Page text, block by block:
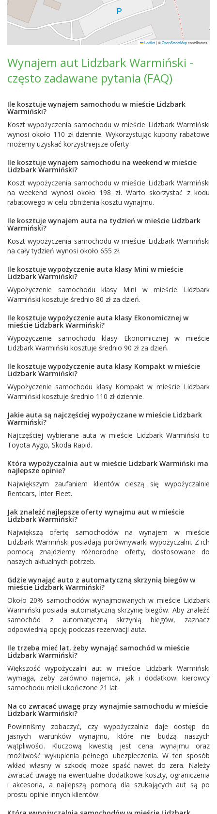
Leaflet|©OpenStreetMapcontributors
Wynajem aut Lidzbark Warmiński -
często zadawane pytania (FAQ)
Ile kosztuje wynajem samochodu w mieście Lidzbark
Warmiński?
Koszt wypożyczenia samochodu w mieście Lidzbark Warmiński
wynosi około 110 zł dziennie. Wykorzystując kupony rabatowe
możemy uzyskać korzystniejsze oferty
Ile kosztuje wynajem samochodu na weekend w mieście
Lidzbark Warmiński?
Koszt wypożyczenia samochodu w mieście Lidzbark Warmiński
na weekend wynosi około 198 zł. Warto skorzystać z kodu
rabatowego w celu obniżenia kosztu wynajmu.
Ile kosztuje wynajem auta na tydzień w mieście Lidzbark
Warmiński?
Koszt wypożyczenia samochodu w mieście Lidzbark Warmiński
na cały tydzień wynosi około 655 zł.
Ile kosztuje wypożyczenie auta klasy Mini w mieście
Lidzbark Warmiński?
Wypożyczenie samochodu klasy Mini w mieście Lidzbark
Warmiński kosztuje średnio 80 zł za dzień.
Ile kosztuje wypożyczenie auta klasy Ekonomicznej w
mieście Lidzbark Warmiński?
Wypożyczenie samochodu klasy Ekonomicznej w mieście
Lidzbark Warmiński kosztuje średnio 90 zł za dzień.
Ile kosztuje wypożyczenie auta klasy Kompakt w mieście
Lidzbark Warmiński?
Wypożyczenie samochodu klasy Kompakt w mieście Lidzbark
Warmiński kosztuje średnio 110 zł dziennie.
Jakie auta są najczęściej wypożyczane w mieście Lidzbark
Warmiński?
Najczęściej wybierane auta w mieście Lidzbark Warmiński to
Toyota Aygo, Skoda Rapid.
Która wypożyczalnia aut w mieście Lidzbark Warmiński ma
najlepsze opinie?
Największym zaufaniem klientów cieszą się wypożyczalnie
Rentcars, Inter Fleet.
Jak znaleźć najlepsze oferty wynajmu aut w mieście
Lidzbark Warmiński?
Największą ofertę samochodów na wynajem w mieście
Lidzbark Warmiński posiadają porównywarki wypożyczalni. Z ich
pomocą znajdziemy różnorodne oferty, dostosowane do
naszych aktualnych potrzeb.
Gdzie wynająć auto z automatyczną skrzynią biegów w
mieście Lidzbark Warmiński?
Około 20% samochodów wynajmowanych w mieście Lidzbark
Warmiński posiada automatyczną skrzynię biegów. Aby znaleźć
samochód z automatyczną skrzynią biegów, zaznacz
odpowiednią opcję podczas rezerwacji auta.
Ile trzeba mieć lat, żeby wynająć samochód w mieście
Lidzbark Warmiński?
Większość wypożyczalni aut w mieście Lidzbark Warmiński
wymaga, żeby zarówno najemca, jak i dodatkowi kierowcy
samochodu mieli ukończone 21 lat.
Na co zwracać uwagę przy wynajmie samochodu w mieście
Lidzbark Warmiński?
Powinniśmy zobaczyć, czy wypożyczalnia daje dostęp do
jasnych warunków wynajmu, które nie budzą naszych
wątpliwości. Kluczową kwestią jest cena wynajmu oraz
możliwość wykupienia pełnego ubezpieczenia. W ten sposób
wkład własny w szkodę może spaść nawet do zera. Należy
zwracać uwagę na ewentualne dodatkowe koszty, ograniczenia
i akcesoria, a najlepszą pomocą dla szukających aut są po
prostu opinie innych klientów.